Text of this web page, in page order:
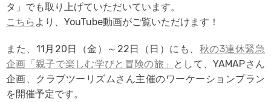
タ」でも取り上げていただいています。
こちら より、YouTube動画がご覧いただけます！
また、11月20日（金）～22日（日）にも、 秋の3連休緊急
企画「親子で楽しむ学びと冒険の旅」 として、YAMAPさん
企画、クラブツーリズムさん主催のワーケーションプラン
を開催予定です。